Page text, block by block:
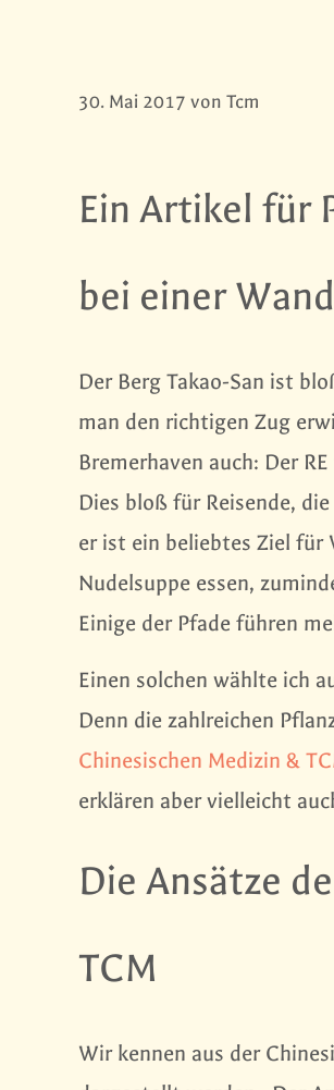
30. Mai 2017 von Tcm
Ein Artikel für
bei einer
Der Berg Takao-San ist
man den richtigen Zug
Bremerhaven auch: Der
Dies bloß für Reisende,
er ist ein beliebtes Ziel für
Nudelsuppe essen,
Einige der Pfade führen
Einen solchen wählte ich
Denn die zahlreichen
Chinesischen Medizin &
erklären aber vielleicht
Die Ansätze
TCM
Wir kennen aus der